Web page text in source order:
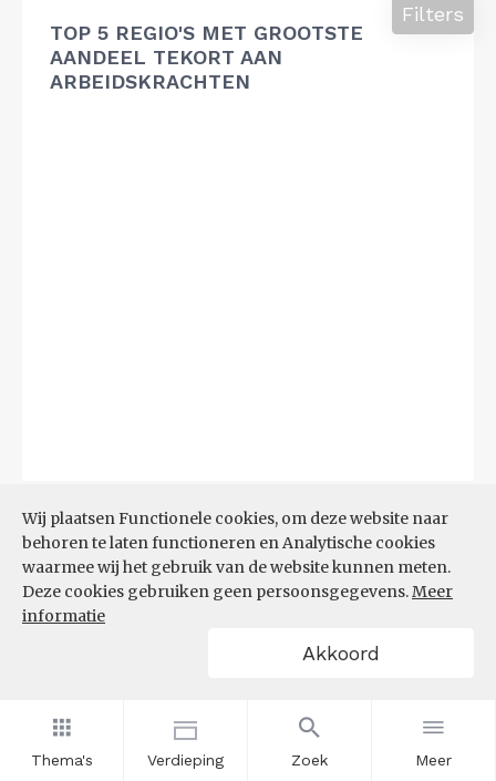
Thema's Verdieping Zoek Meer
Wij plaatsen Functionele cookies, om deze website naar
behoren te laten functioneren en Analytische cookies
waarmee wij het gebruik van de website kunnen meten.
Deze cookies gebruiken geen persoonsgegevens.Meer
informatie
Akkoord
TOP 5 REGIO'S MET GROOTSTE
AANDEEL TEKORT AAN
ARBEIDSKRACHTEN
Filters
TOP 10 REGIO'S MET KLEINSTE
AANDEEL TEKORT AAN
ARBEIDSKRACHTEN
Filters